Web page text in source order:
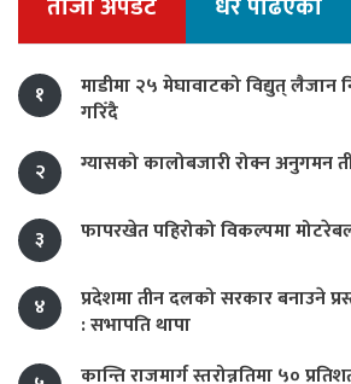
१
माडीमा २५ मेघावाटको विद्युत् लैजान
गरिँदै
२
ग्यासको कालोबजारी रोक्न अनुगमन
३ फापरखेत पहिरोको विकल्पमा
४
प्रदेशमा तीन दलको सरकार बनाउने
: सभापति थापा
कान्ति राजमार्ग स्तरोन्नतिमा ५०